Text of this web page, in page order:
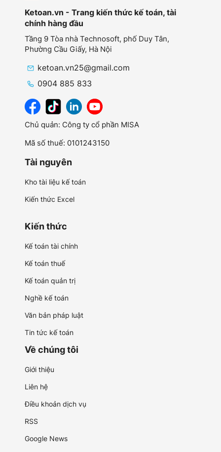
Ketoan.vn - Trang kiến thức kế toán, tài
chính hàng đầu
Tầng 9 Tòa nhà Technosoft, phố Duy Tân,
Phường Cầu Giấy, Hà Nội
ketoan.vn25@gmail.com
0904 885 833
Chủ quản: Công ty cổ phần MISA
Mã số thuế: 0101243150
Tài nguyên
Kho tài liệu kế toán
Kiến thức Excel
Kiến thức
Kế toán tài chính
Kế toán thuế
Kế toán quản trị
Nghề kế toán
Văn bản pháp luật
Tin tức kế toán
Về chúng tôi
Giới thiệu
Liên hệ
Điều khoản dịch vụ
RSS
Google News